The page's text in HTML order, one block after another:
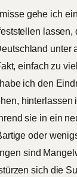
gehe ich
lassen,
unter
einfach zu
ich den
hinterlassen
sie in ein
oder
sind
sich die